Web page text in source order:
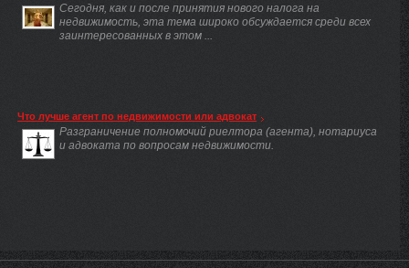
Сегодня, как и после принятия нового налога на
недвижимость, эта тема широко обсуждается среди всех
заинтересованных в этом ...
Что лучше агент по недвижимости или адвокат
Разграничение полномочий риелтора (агента), нотариуса
и адвоката по вопросам недвижимости.